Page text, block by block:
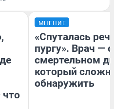
что
МНЕНИЕ
«Спуталась
пургу». Врач — о
смертельном
который
обнаружить